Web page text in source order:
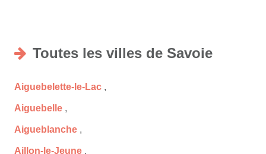
Toutes les villes de Savoie
Aiguebelette-le-Lac ,
Aiguebelle ,
Aigueblanche ,
Aillon-le-Jeune ,